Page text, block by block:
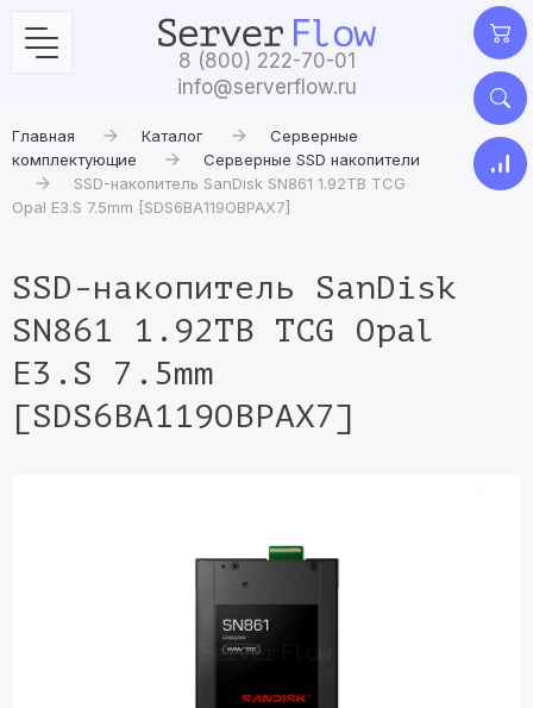
8 (800) 222-70-01
info@serverflow.ru
Главная Каталог
Серверные
комплектующие
Серверные SSD накопители
SSD-накопитель SanDisk SN861 1.92TB TCG
Opal E3.S 7.5mm [SDS6BA119OBPAX7]
SSD-накопитель SanDisk
SN861 1.92TB TCG Opal
E3.S 7.5mm
[SDS6BA119OBPAX7]